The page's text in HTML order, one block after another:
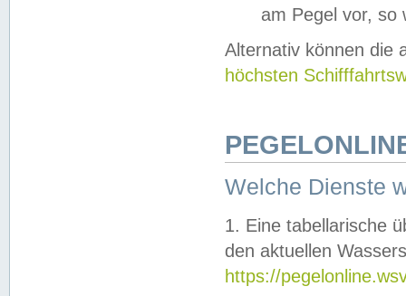
am Pegel vor,
Alternativ können die
höchsten
Welche Dienste
1. Eine tabellarische
den aktuellen
https://